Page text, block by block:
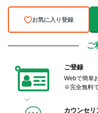
お気に入り登録
ご
ご登録
Webで簡単
※完全無料
カウンセリ